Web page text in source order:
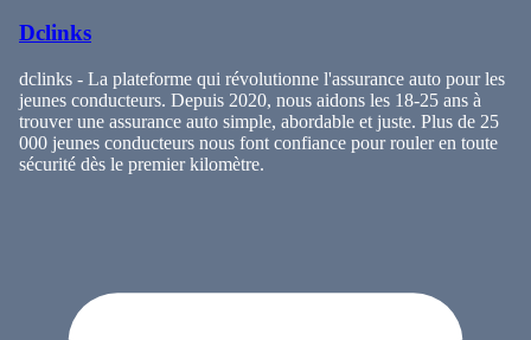
Dclinks
dclinks - La plateforme qui révolutionne l'assurance auto pour les
jeunes conducteurs. Depuis 2020, nous aidons les 18-25 ans à
trouver une assurance auto simple, abordable et juste. Plus de 25
000 jeunes conducteurs nous font confiance pour rouler en toute
sécurité dès le premier kilomètre.